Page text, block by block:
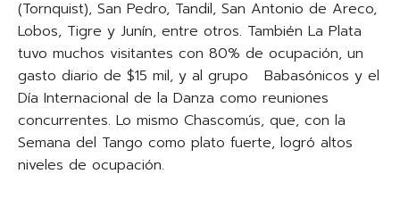
(Tornquist), San Pedro, Tandil, San Antonio de Areco,
Lobos, Tigre y Junín, entre otros. También La Plata
tuvo muchos visitantes con 80% de ocupación, un
gasto diario de $15 mil, y al grupo Babasónicos y el
Día Internacional de la Danza como reuniones
concurrentes. Lo mismo Chascomús, que, con la
Semana del Tango como plato fuerte, logró altos
niveles de ocupación.